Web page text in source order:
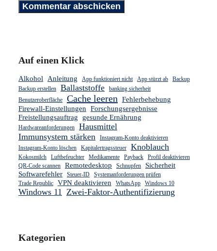
Auf einen Klick
Alkohol Anleitung App funktioniert nicht App stürzt ab
Backup
Backup erstellen
Ballaststoffe
banking sicherheit
Benutzeroberfläche
Cache leeren Fehlerbehebung
Firewall-Einstellungen Forschungsergebnisse
Freistellungsauftrag
gesunde Ernährung
Hardwareanforderungen
Hausmittel
Immunsystem stärken
Instagram-Konto deaktivieren
Instagram-Konto löschen
Kapitalertragssteuer Knoblauch
Kokosmilch Luftbefeuchter Medikamente Payback
Profil deaktivieren
QR-Code scannen
Remotedesktop Schnupfen
Sicherheit
Softwarefehler
Steuer-ID
Systemanforderungen prüfen
Trade Republic
VPN deaktivieren WhatsApp Windows 10
Windows 11 Zwei-Faktor-Authentifizierung
Kategorien